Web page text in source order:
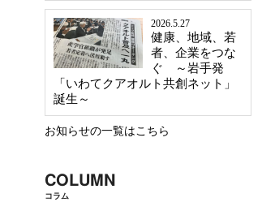
2026.5.27
健康、地域、若
者、企業をつな
ぐ ～岩手発
「いわてクアオルト共創ネット」
誕生～
お知らせの一覧はこちら
COLUMN
コラム